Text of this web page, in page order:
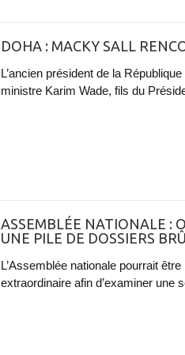
DOHA : MACKY SALL
L’ancien président de la
ministre Karim Wade, fils du
ASSEMBLÉE NATIONALE :
UNE PILE DE DOSSIERS
L’Assemblée nationale pourrait
extraordinaire afin d’examiner une